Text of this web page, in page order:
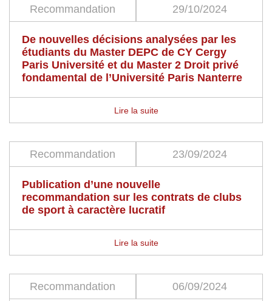
Recommandation 29/10/2024
De nouvelles décisions analysées par les
étudiants du Master DEPC de CY Cergy
Paris Université et du Master 2 Droit privé
fondamental de l’Université Paris Nanterre
Lire la suite
Recommandation 23/09/2024
Publication d’une nouvelle
recommandation sur les contrats de clubs
de sport à caractère lucratif
Lire la suite
Recommandation 06/09/2024